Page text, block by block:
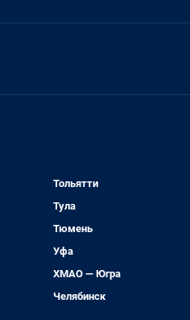
Тольятти
Тула
Тюмень
Уфа
ХМАО — Югра
Челябинск